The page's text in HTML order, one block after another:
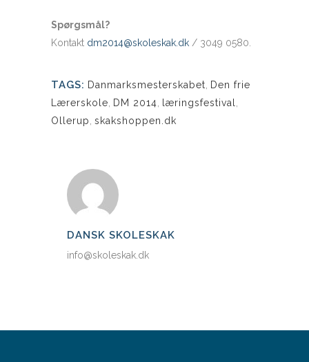
Spørgsmål?
Kontakt dm2014@skoleskak.dk / 3049 0580.
TAGS: Danmarksmesterskabet
Den frie
Lærerskole
DM 2014 læringsfestival
Ollerup skakshoppen.dk
DANSK SKOLESKAK
info@skoleskak.dk